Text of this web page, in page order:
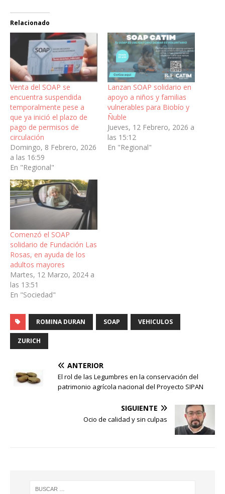
Relacionado
Venta del SOAP se
encuentra suspendida
temporalmente pese a
que ya inició el plazo de
pago de permisos de
circulación
Domingo, 8 Febrero, 2026
a las 16:59
En "Regional"
Lanzan SOAP solidario en
apoyo a niños y familias
vulnerables para Biobío y
Ñuble
Jueves, 12 Febrero, 2026 a
las 15:12
En "Regional"
Comenzó el SOAP
solidario de Fundación Las
Rosas, en ayuda de los
adultos mayores
Martes, 12 Marzo, 2024 a
las 13:51
En "Sociedad"
ROMINA DURAN SOAP VEHICULOS
ZURICH
ANTERIOR
El rol de las Legumbres en la conservación del
patrimonio agrícola nacional del Proyecto SIPAN
SIGUIENTE
Ocio de calidad y sin culpas